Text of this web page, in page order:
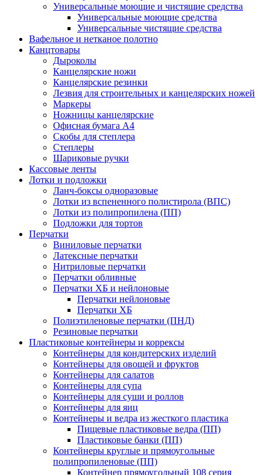
Универсальные моющие и чистящие средства
Универсальные моющие средства
Универсальные чистящие средства
Вафельное и нетканое полотно
Канцтовары
Дыроколы
Канцелярские ножи
Канцелярские резинки
Лезвия для строительных и канцелярских ножей
Маркеры
Ножницы канцелярские
Офисная бумага А4
Скобы для степлера
Степлеры
Шариковые ручки
Кассовые ленты
Лотки и подложки
Ланч-боксы одноразовые
Лотки из вспененного полистирола (ВПС)
Лотки из полипропилена (ПП)
Подложки для тортов
Перчатки
Виниловые перчатки
Латексные перчатки
Нитриловые перчатки
Перчатки обливные
Перчатки ХБ и нейлоновые
Перчатки нейлоновые
Перчатки ХБ
Полиэтиленовые перчатки (ПНД)
Резиновые перчатки
Пластиковые контейнеры и коррексы
Контейнеры для кондитерских изделий
Контейнеры для овощей и фруктов
Контейнеры для салатов
Контейнеры для супа
Контейнеры для суши и роллов
Контейнеры для яиц
Контейнеры и ведра из жесткого пластика
Пищевые пластиковые ведра (ПП)
Пластиковые банки (ПП)
Контейнеры круглые и прямоугольные
полипропиленовые (ПП)
Контейнер прямоугольный 108 серия